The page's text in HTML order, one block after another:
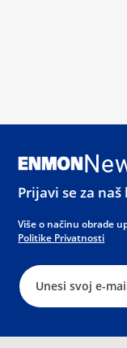
Prijavi se za
Više o načinu obrade
Politike Privatnosti